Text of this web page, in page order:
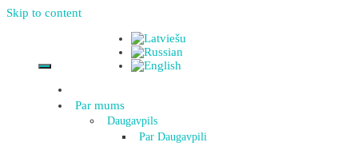
Skip to content
Par mums
Daugavpils
Par Daugavpili